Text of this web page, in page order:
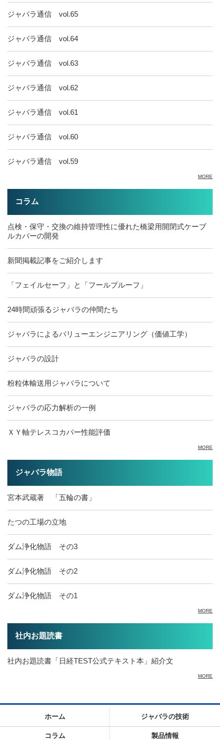
ジャバラ通信 vol.65
ジャバラ通信 vol.64
ジャバラ通信 vol.63
ジャバラ通信 vol.62
ジャバラ通信 vol.61
ジャバラ通信 vol.60
ジャバラ通信 vol.59
MORE
コラム
点検・保守・交換の維持管理性に優れた橋梁用開閉式ケーブ
ルカバーの開発
新聞掲載記事をご紹介します
「フェイルセーフ」と「フールプルーフ」
24時間頑張るジャバラの仲間たち
ジャバラによるバリューエンジニアリング（価値工学）
ジャバラの設計
粉粒体輸送用ジャバラについて
ジャバラの応力解析の一例
ＸＹ軸テレスコカバー性能評価
MORE
ジャバラ物語
宮本武蔵著 「五輪の書」
たつの工場の立地
ダム浄化物語 その3
ダム浄化物語 その2
ダム浄化物語 その1
MORE
社内お題読書
社内お題読書「日経TEST公式テキスト本」紹介文
MORE
ホーム ジャバラの技術
コラム 製品情報